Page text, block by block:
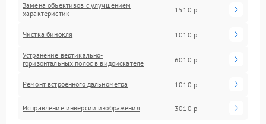
Замена объективов с улучшением
характеристик
1510 р
Чистка бинокля 1010 р
Устранение вертикально-
горизонтальных полос в видоискателе
6010 р
Ремонт встроенного дальнометра 1010 р
Исправление инверсии изображения 3010 р